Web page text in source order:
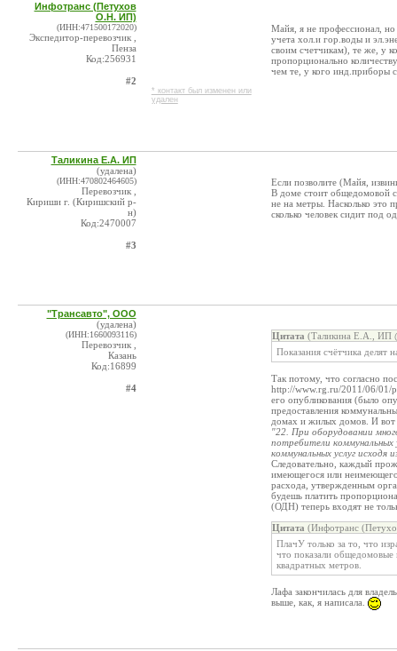
Инфотранс (Петухов
О.Н. ИП)
(ИНН:471500172020)
Экспедитор-перевозчик ,
Пенза
Код:256931
#2
* контакт был изменен или
удален
Майя, я не профессионал,
учета хол.и гор.воды и
своим счетчикам), те же, у
пропорционально
чем те, у кого инд.приборы
Таликина Е.А. ИП
(удалена)
(ИНН:470802464605)
Перевозчик ,
Кириши г. (Киришский р-
н)
Код:2470007
#3
Если позволите (Майя,
В доме стоит общедомовой
не на метры. Насколько это
сколько человек сидит под
"Трансавто", ООО
(удалена)
(ИНН:1660093116)
Перевозчик ,
Казань
Код:16899
#4
Цитата (Таликина Е.А., ИП
Показания счётчика делят
Так потому, что согласно
http://www.rg.ru/2011/06/01/
его опубликования (было
предоставления
домах и жилых домов. И вот
"22. При оборудовании
потребители коммунальных
коммунальных услуг исходя
Следовательно, каждый
имеющегося или
расхода, утвержденным
будешь платить
(ОДН) теперь входят не
Цитата (Инфотранс
ПлачУ только за то, что
что показали
квадратных метров.
Лафа закончилась для
выше, как, я написала.